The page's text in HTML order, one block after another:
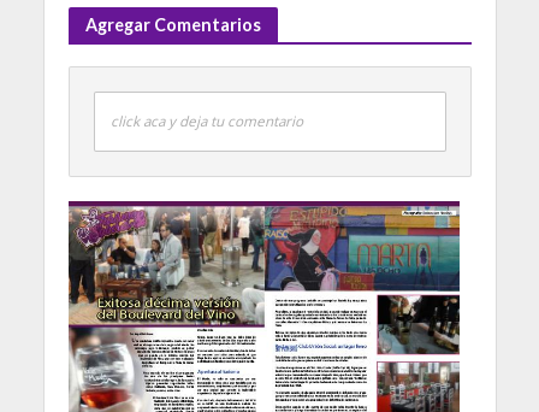
Agregar Comentarios
click aca y deja tu comentario